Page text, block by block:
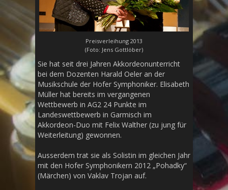
Preisverleihung 2013
(Foto: Jens Gottlöber)
Sie hat seit drei Jahren Akkordeonunterricht
bei dem Dozenten Harald Oeler an der
Musikschule der Hofer Symphoniker. Elisabeth
Müller hat bereits im vergangenen
Wettbewerb in AG2 24 Punkte im
Landeswettbewerb in Garmisch im
Akkordeon-Duo mit Felix Walther (zu jung für
Weiterleitung) gewonnen.
Ausserdem trat sie als Solistin im gleichen Jahr
mit den Hofer Symphonikern 2012 „Pohadky“
(Märchen) von Vaklav Trojan auf.